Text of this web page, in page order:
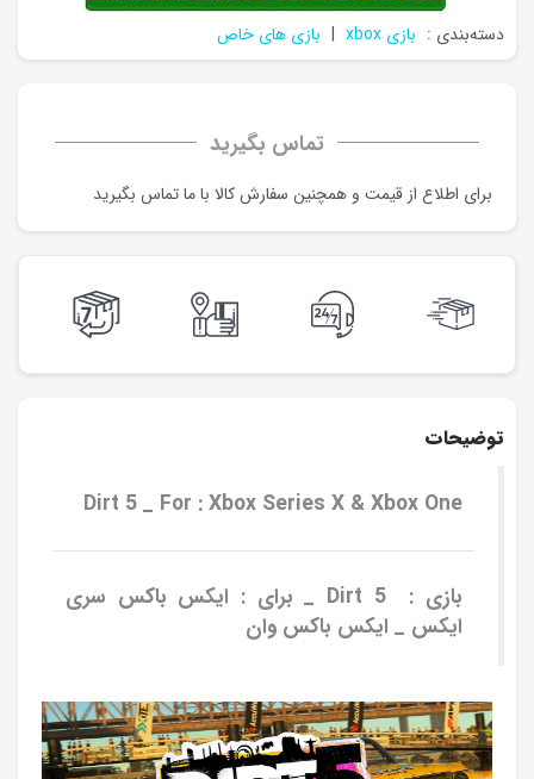
دسته‌بندی : بازی xbox | بازی های خاص
تماس بگیرید
برای اطلاع از قیمت و همچنین سفارش کالا با ما تماس بگیرید
توضیحات
Dirt 5 _ For : Xbox Series X & Xbox One
بازی : Dirt 5 _ برای : ایکس باکس سری
ایکس _ ایکس باکس وان